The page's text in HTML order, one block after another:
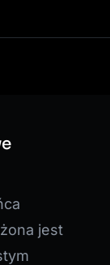
jest